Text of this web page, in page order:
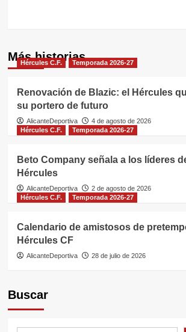
Más historias
Hércules C.F. Temporada 2026-27
Renovación de Blazic: el Hércules
su portero de futuro
AlicanteDeportiva
4 de agosto de 2026
Hércules C.F.
Temporada 2026-27
Beto Company señala a los líderes
Hércules
AlicanteDeportiva
2 de agosto de 2026
Hércules C.F.
Temporada 2026-27
Calendario de amistosos de
Hércules CF
AlicanteDeportiva 28 de julio de 2026
Buscar